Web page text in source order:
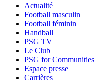
Actualité
Football masculin
Football féminin
Handball
PSG TV
Le Club
PSG for Communities
Espace presse
Carrières